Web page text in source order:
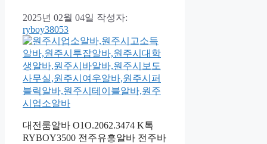
2025년 02월 04일 작성자:
ryboy38053
대전룸알바 O1O.2062.3474 K톡
RYBOY3500 전주유흥알바 전주바